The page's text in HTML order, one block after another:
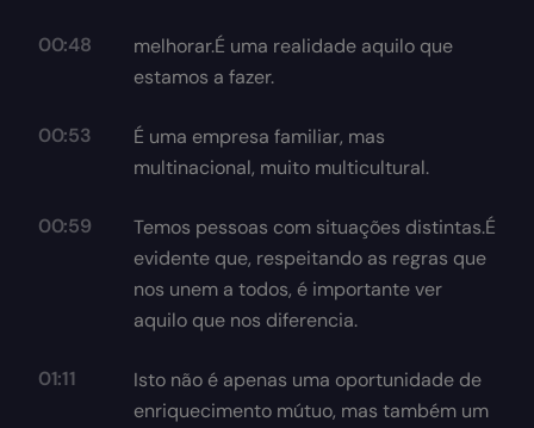
00:48
melhorar.É uma realidade aquilo que
estamos a fazer.
00:53
É uma empresa familiar, mas
multinacional, muito multicultural.
00:59
Temos pessoas com situações distintas.É
evidente que, respeitando as regras que
nos unem a todos, é importante ver
aquilo que nos diferencia.
01:11
Isto não é apenas uma oportunidade de
enriquecimento mútuo, mas também um